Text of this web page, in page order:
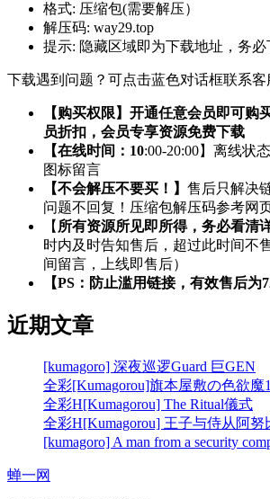
格式: 压缩包(需要解压）
解压码: way29.top
提示: 隐藏区域即为下载地址，务
下载遇到问题？可点击蓝色对话框联系客
【购买权限】开通任意会员即可购
员折扣，会员专享资源免费下载
【在线时间：10:00-20:00】离线状
图标留言
【不会解压不要买！】 售后只解决
问题不回复！压缩包解压码参考网页
【 所有资源所见即所得，务必看清
时内及时告知售后，超过此时间不
间留言，上线即售后）
【PS：防止滥用链接，有效售后为
近期文章
[kumagoro] 深夜巡逻Guard 巨GEN
全彩[Kumagorou]旗本屋敷の色欲魔
全彩H[Kumagorou] The Ritual儀式
全彩H[Kumagorou] 王子与侍从阿努
[kumagoro] A man from a security
蝉一网